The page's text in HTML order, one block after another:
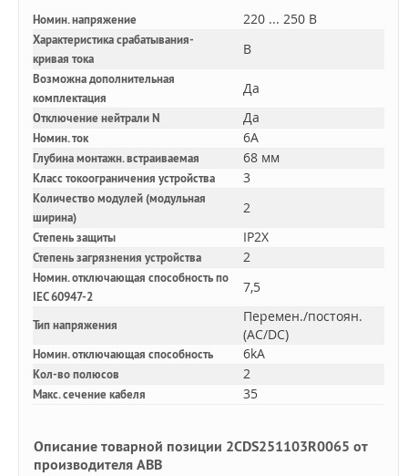
Номин. напряжение 220 ... 250 В
Характеристика срабатывания-
кривая тока
B
Возможна дополнительная
комплектация
Да
Отключение нейтрали N Да
Номин. ток 6A
Глубина монтажн. встраиваемая 68 мм
Класс токоограничения устройства 3
Количество модулей (модульная
ширина)
2
Степень защиты IP2X
Степень загрязнения устройства 2
Номин. отключающая способность по
IEC 60947-2
7,5
Тип напряжения
Перемен./постоян.
(AC/DC)
Номин. отключающая способность 6kA
Кол-во полюсов 2
Макс. сечение кабеля 35
Описание товарной позиции 2CDS251103R0065 от
производителя ABB